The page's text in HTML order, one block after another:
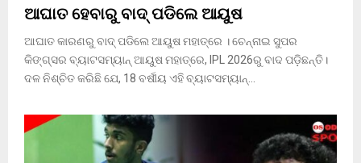
ଆଘାତ ହେବାରୁ ବାଦ୍ ପଡିଲେ ଆୟୁଷ
ଆଘାତ କାରଣରୁ ବାଦ୍ ପଡିଲେ ଆୟୁଷ ମହାତ୍ରେ । ଚେନ୍ନାଇ ସୁପର
କିଙ୍ଗ୍ସର ବ୍ୟାଟସମ୍ୟାନ୍ ଆୟୁଷ ମହାତ୍ରେ, IPL 2026ରୁ ବାଦ ପଡ଼ିଛନ୍ତି।
ଦଳ ନିଶ୍ଚିତ କରିଛି ଯେ, 18 ବର୍ଷୀୟ ଏହି ବ୍ୟାଟସମ୍ୟାନ୍...